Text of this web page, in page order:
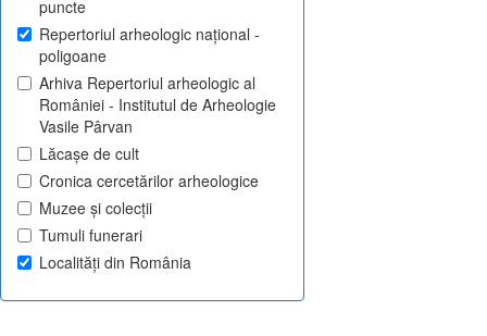
puncte
Repertoriul arheologic național -
poligoane
Arhiva Repertoriul arheologic al
României - Institutul de Arheologie
Vasile Pârvan
Lăcașe de cult
Cronica cercetărilor arheologice
Muzee și colecții
Tumuli funerari
Localități din România